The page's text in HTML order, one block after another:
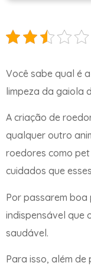
Você sabe qual é
limpeza da gaiola
A criação de
qualquer outro
roedores como
cuidados que
Por passarem boa
indispensável que
saudável.
Para isso, além